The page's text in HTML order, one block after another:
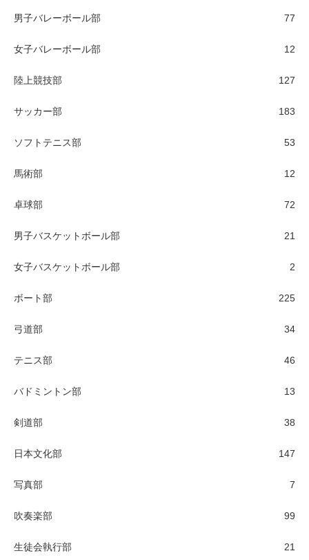
男子バレーボール部 77
女子バレーボール部 12
陸上競技部 127
サッカー部 183
ソフトテニス部 53
馬術部 12
卓球部 72
男子バスケットボール部 21
女子バスケットボール部 2
ボート部 225
弓道部 34
テニス部 46
バドミントン部 13
剣道部 38
日本文化部 147
写真部 7
吹奏楽部 99
生徒会執行部 21